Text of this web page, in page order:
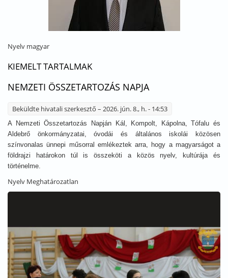
Nyelv magyar
KIEMELT TARTALMAK
NEMZETI ÖSSZETARTOZÁS NAPJA
Beküldte hivatali szerkesztő – 2026. jún. 8., h. - 14:53
A Nemzeti Összetartozás Napján Kál, Kompolt, Kápolna, Tófalu és
Aldebrő önkormányzatai, óvodái és általános iskolái közösen
színvonalas ünnepi műsorral emlékeztek arra, hogy a magyarságot a
földrajzi határokon túl is összeköti a közös nyelv, kultúrája és
történelme.
Nyelv Meghatározatlan